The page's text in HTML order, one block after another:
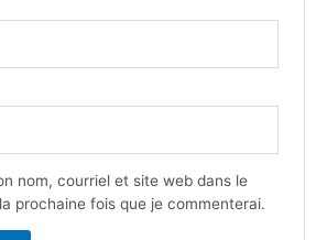
nom, courriel et site web dans le
prochaine fois que je commenterai.